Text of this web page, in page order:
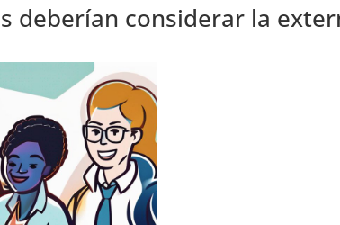
deberían considerar la